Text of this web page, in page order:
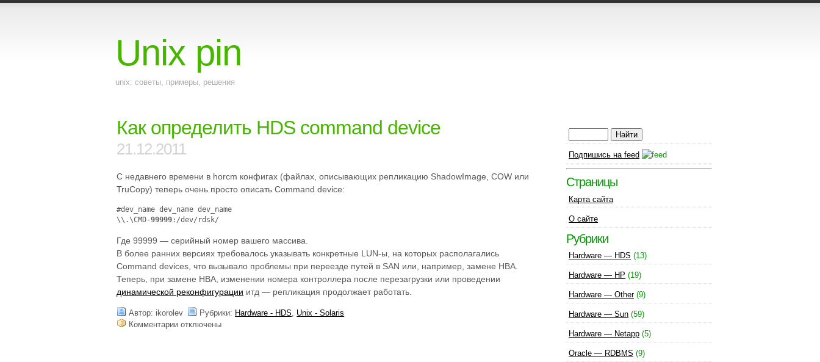
Unix pin
unix: советы, примеры, решения
Как определить HDS command device
21.12.2011
С недавнего времени в horcm конфигах (файлах, описывающих репликацию ShadowImage, COW или
TruCopy) теперь очень просто описать Command device:
#dev_name dev_name dev_name
\\.\CMD-99999:/dev/rdsk/
Где 99999 — серийный номер вашего массива.
В более ранних версиях требовалось указывать конкретные LUN-ы, на которых располагались
Command devices, что вызывало проблемы при переезде путей в SAN или, например, замене HBA.
Теперь, при замене HBA, изменении номера контроллера после перезагрузки или проведении
динамической реконфигурации итд — репликация продолжает работать.
Автор: ikorolev Рубрики: Hardware - HDS, Unix - Solaris
Комментариикотключены
Подпишись на feed
Страницы
Карта сайта
О сайте
Рубрики
Hardware — HDS (13)
Hardware — HP (19)
Hardware — Other(9)
Hardware — Sun (59)
Hardware — Netapp (5)
Oracle — RDBMS (9)